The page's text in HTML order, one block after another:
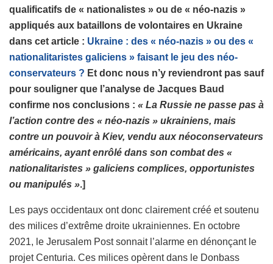
qualificatifs de « nationalistes » ou de « néo-nazis »
appliqués aux bataillons de volontaires en Ukraine
dans cet article : Ukraine : des « néo-nazis » ou des «
nationalitaristes galiciens » faisant le jeu des néo-
conservateurs ? Et donc nous n’y reviendront pas sauf
pour souligner que l’analyse de Jacques Baud
confirme nos conclusions : « La Russie ne passe pas à
l’action contre des « néo-nazis » ukrainiens, mais
contre un pouvoir à Kiev, vendu aux néoconservateurs
américains, ayant enrôlé dans son combat des «
nationalitaristes » galiciens complices, opportunistes
ou manipulés ».]
Les pays occidentaux ont donc clairement créé et soutenu
des milices d’extrême droite ukrainiennes. En octobre
2021, le Jerusalem Post sonnait l’alarme en dénonçant le
projet Centuria. Ces milices opèrent dans le Donbass